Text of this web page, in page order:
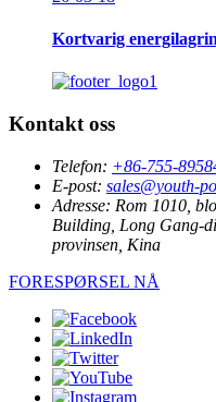
Kortvarig
Kontakt oss
Telefon: +86-755-
E-post: sales@youth-
Adresse: Rom 1010,
Building, Long Gang-
provinsen, Kina
FORESPØRSEL NÅ